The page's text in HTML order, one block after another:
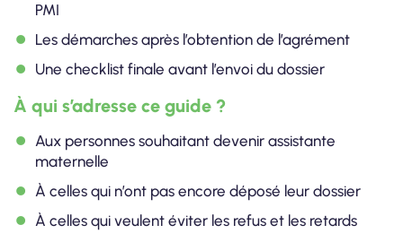
PMI
Les démarches après l’obtention de l’agrément
Une checklist finale avant l’envoi du dossier
À qui s’adresse ce guide ?
Aux personnes souhaitant devenir assistante
maternelle
À celles qui n’ont pas encore déposé leur dossier
À celles qui veulent éviter les refus et les retards